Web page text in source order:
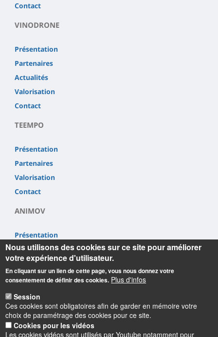
Contact
VINODRONE
Présentation
Partenaires
Actualités
Valorisation
Contact
TEEMPO
Présentation
Partenaires
Valorisation
Contact
ANIMOV
Présentation
Partenaires
Valorisation
Contact
Nous utilisons des cookies sur ce site pour améliorer
votre expérience d'utilisateur.
En cliquant sur un lien de cette page, vous nous donnez votre
consentement de définir des cookies. Plus d'infos
Session
Ces cookies sont obligatoires afin de garder en mémoire votre
choix de paramétrage des cookies pour ce site.
Cookies pour les vidéos
Les cookies vidéos sont utilisés par Youtube notamment pour